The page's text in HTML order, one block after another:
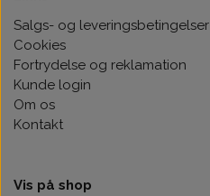
Salgs- og leveringsbetingelser
Cookies
Fortrydelse og reklamation
Kunde login
Om os
Kontakt
Vis på shop